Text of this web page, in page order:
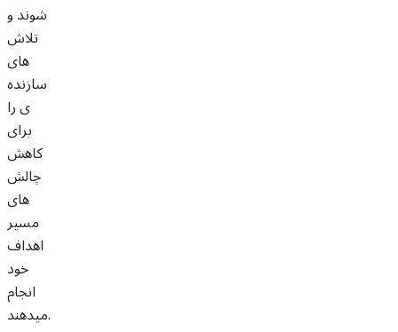
شوند و
تلاش
های
سازنده
ی را
برای
کاهش
چالش
های
مسیر
اهداف
خود
انجام
میدهند.